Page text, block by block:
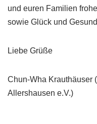
und euren Familien
sowie Glück und
Liebe Grüße
Chun-Wha Krauthäuser
Allershausen e.V.)